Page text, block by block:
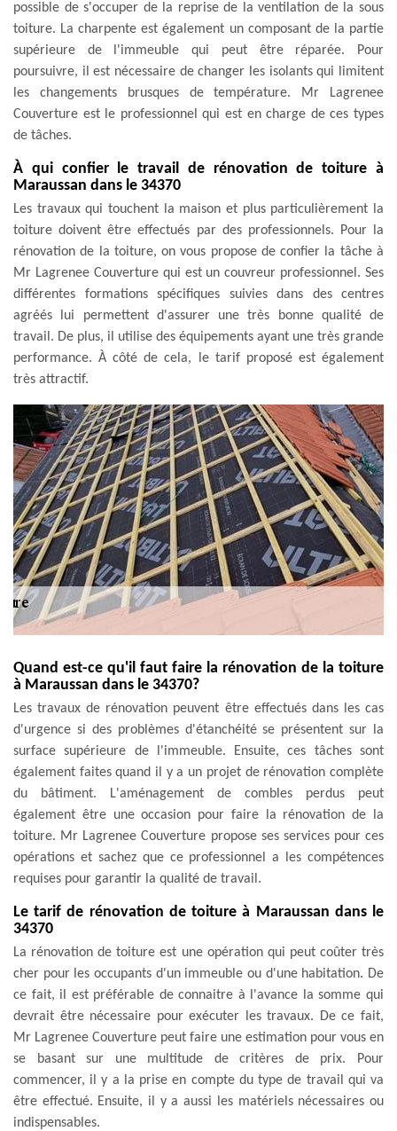
possible de s'occuper de la reprise de la ventilation de la sous
toiture. La charpente est également un composant de la partie
supérieure de l'immeuble qui peut être réparée. Pour
poursuivre, il est nécessaire de changer les isolants qui limitent
les changements brusques de température. Mr Lagrenee
Couverture est le professionnel qui est en charge de ces types
de tâches.
À qui confier le travail de rénovation de toiture à
Maraussan dans le 34370
Les travaux qui touchent la maison et plus particulièrement la
toiture doivent être effectués par des professionnels. Pour la
rénovation de la toiture, on vous propose de confier la tâche à
Mr Lagrenee Couverture qui est un couvreur professionnel. Ses
différentes formations spécifiques suivies dans des centres
agréés lui permettent d'assurer une très bonne qualité de
travail. De plus, il utilise des équipements ayant une très grande
performance. À côté de cela, le tarif proposé est également
très attractif.
Quand est-ce qu'il faut faire la rénovation de la toiture
à Maraussan dans le 34370?
Les travaux de rénovation peuvent être effectués dans les cas
d'urgence si des problèmes d'étanchéité se présentent sur la
surface supérieure de l'immeuble. Ensuite, ces tâches sont
également faites quand il y a un projet de rénovation complète
du bâtiment. L'aménagement de combles perdus peut
également être une occasion pour faire la rénovation de la
toiture. Mr Lagrenee Couverture propose ses services pour ces
opérations et sachez que ce professionnel a les compétences
requises pour garantir la qualité de travail.
Le tarif de rénovation de toiture à Maraussan dans le
34370
La rénovation de toiture est une opération qui peut coûter très
cher pour les occupants d'un immeuble ou d'une habitation. De
ce fait, il est préférable de connaitre à l'avance la somme qui
devrait être nécessaire pour exécuter les travaux. De ce fait,
Mr Lagrenee Couverture peut faire une estimation pour vous en
se basant sur une multitude de critères de prix. Pour
commencer, il y a la prise en compte du type de travail qui va
être effectué. Ensuite, il y a aussi les matériels nécessaires ou
indispensables.